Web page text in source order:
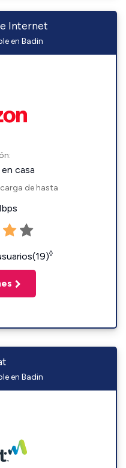
Internet
en Badin
casa
de hasta
◊
en Badin